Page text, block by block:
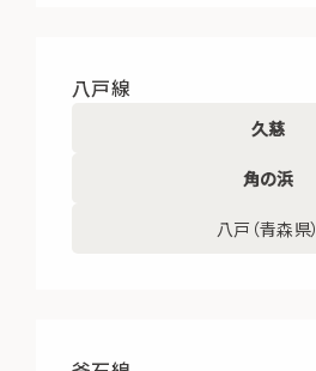
八戸線
久慈
角の浜
八戸（青森県）